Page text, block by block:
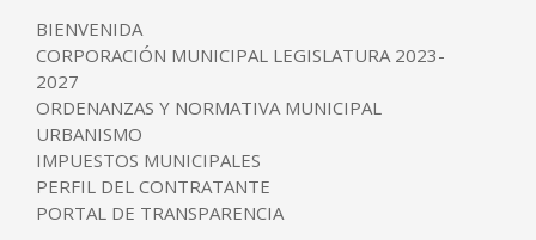
BIENVENIDA
CORPORACIÓN MUNICIPAL LEGISLATURA 2023-
2027
ORDENANZAS Y NORMATIVA MUNICIPAL
URBANISMO
IMPUESTOS MUNICIPALES
PERFIL DEL CONTRATANTE
PORTAL DE TRANSPARENCIA